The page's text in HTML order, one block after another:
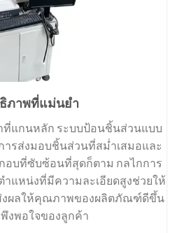
ภาพที่แม่นยำ
แกนหลัก ระบบป้อนชิ้นส่วนแบบ
ารส่งมอบชิ้นส่วนที่สม่ำเสมอและ
อบที่ซับซ้อนที่สุดก็ตาม กลไกการ
แหน่งที่มีความละเอียดสูงช่วยให้
งผลให้คุณภาพของผลิตภัณฑ์ดีขึ้น
งพอใจของลูกค้า